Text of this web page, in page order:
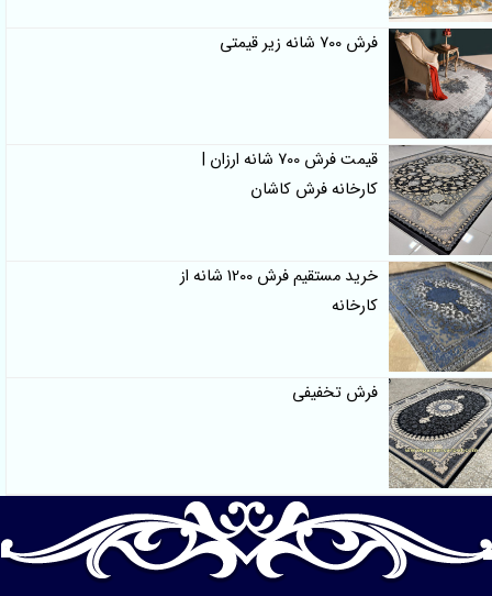
فرش 700 شانه زیر قیمتی
قیمت فرش 700 شانه ارزان |
کارخانه فرش کاشان
خرید مستقیم فرش 1200 شانه از
کارخانه
فرش تخفیفی